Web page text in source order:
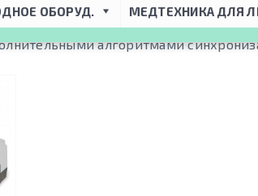
ОБОРУД. МЕДТЕХНИКА ДЛЯ
алгоритмами